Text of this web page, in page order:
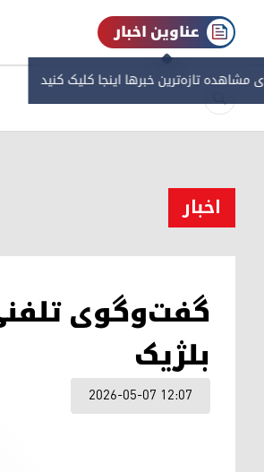
عناوین اخبار
مشاهده‌ تازه‌ترین خبرها اینجا کلیک کنید
اخبار
گفت‌وگوی
بلژیک
2026-05-07 12:07